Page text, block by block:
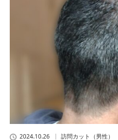
2024.10.26 訪問カット（男性）